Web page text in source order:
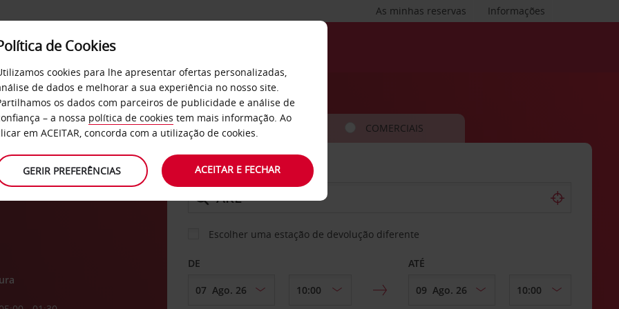
Informações
As minhas reservas
SERVIÇOS EMPRESAS
de
CARRO COMERCIAIS
LEVANTAR EM
Escolher uma estação de devolução diferente
DE ATÉ
de Cookies
cookies para lhe apresentar ofertas personalizadas,
de dados e melhorar a sua experiência no nosso site.
os dados com parceiros de publicidade e análise de
– a nossa política de cookies tem mais informação. Ao
em ACEITAR, concorda com a utilização de cookies.
GERIR PREFERÊNCIAS ACEITAR E FECHAR